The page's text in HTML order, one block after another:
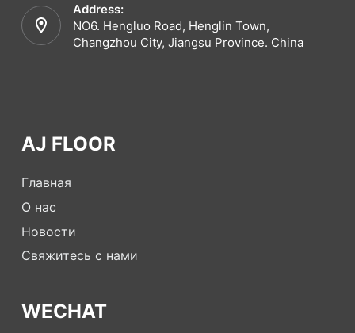
Address:
NO6. Hengluo Road, Henglin Town,
Changzhou City, Jiangsu Province. China
AJ FLOOR
Главная
О нас
Новости
Свяжитесь с нами
WECHAT